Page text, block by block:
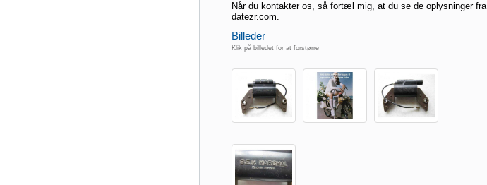
Når du kontakter os, så fortæl mig, at du se de oplysninger fra
datezr.com.
Billeder
Klik på billedet for at forstørre